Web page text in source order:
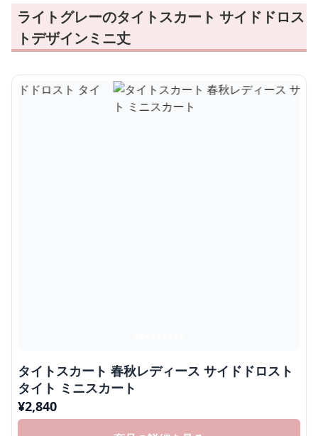
ライトグレーのタイトスカート サイドドロス
トデザインミニ丈
タイトスカート 春秋レディース サイドドロスト
タイト ミニスカート
¥2,840